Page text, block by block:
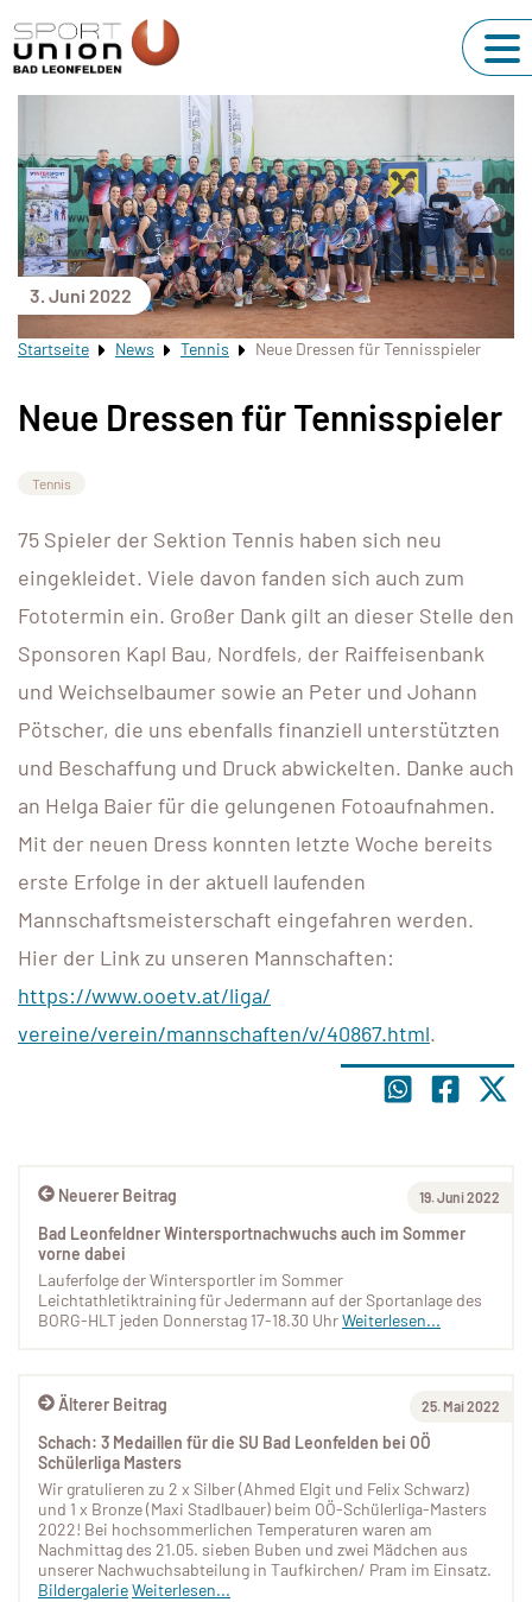
3. Juni 2022
Startseite News Tennis Neue Dressen für Tennisspieler
Neue Dressen für Tennisspieler
Tennis
75 Spieler der Sektion Tennis haben sich neu
eingekleidet. Viele davon fanden sich auch zum
Fototermin ein. Großer Dank gilt an dieser Stelle den
Sponsoren Kapl Bau, Nordfels, der Raiffeisenbank
und Weichselbaumer sowie an Peter und Johann
Pötscher, die uns ebenfalls finanziell unterstützten
und Beschaffung und Druck abwickelten. Danke auch
an Helga Baier für die gelungenen Fotoaufnahmen.
Mit der neuen Dress konnten letzte Woche bereits
erste Erfolge in der aktuell laufenden
Mannschaftsmeisterschaft eingefahren werden.
Hier der Link zu unseren Mannschaften:
https://www.ooetv.at/liga/
vereine/verein/mannschaften/v/40867.html.
Älterer Beitrag 25. Mai 2022
Schach: 3 Medaillen für die SU Bad Leonfelden bei OÖ
Schülerliga Masters
Wir gratulieren zu 2 x Silber (Ahmed Elgit und Felix Schwarz)
und 1 x Bronze (Maxi Stadlbauer) beim OÖ-Schülerliga-Masters
2022! Bei hochsommerlichen Temperaturen waren am
Nachmittag des 21.05. sieben Buben und zwei Mädchen aus
unserer Nachwuchsabteilung in Taufkirchen/ Pram im Einsatz.
BildergalerieWeiterlesen...
Neuerer Beitrag 19. Juni 2022
Bad Leonfeldner Wintersportnachwuchs auch im Sommer
vorne dabei
Lauferfolge der Wintersportler im Sommer
Leichtathletiktraining für Jedermann auf der Sportanlage des
BORG-HLT jeden Donnerstag 17-18.30 UhrWeiterlesen...